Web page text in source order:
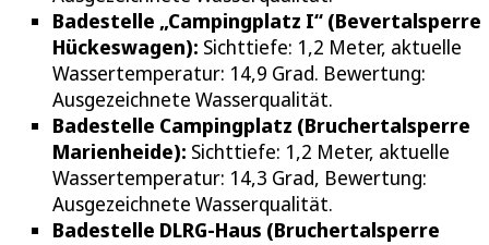
Badestelle „Campingplatz I“ (Bevertalsperre
Hückeswagen): Sichttiefe: 1,2 Meter, aktuelle
Wassertemperatur: 14,9 Grad. Bewertung:
Ausgezeichnete Wasserqualität.
Badestelle Campingplatz (Bruchertalsperre
Marienheide): Sichttiefe: 1,2 Meter, aktuelle
Wassertemperatur: 14,3 Grad, Bewertung:
Ausgezeichnete Wasserqualität.
Badestelle DLRG-Haus (Bruchertalsperre